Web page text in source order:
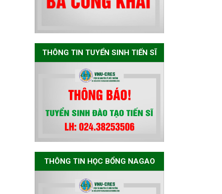
Bảo vệ luận án tiến
sĩ của NCS Nguyễn
Thế Thông
trình học bổng
Nagao tại Việt Nam
họp Tiểu ban
THÔNG TIN TUYỂN SINH TIẾN SĨ
THÔNG TIN HỌC BỔNG NAGAO